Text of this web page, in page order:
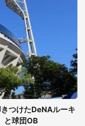
つけたDeNAルーキ
と球団OB